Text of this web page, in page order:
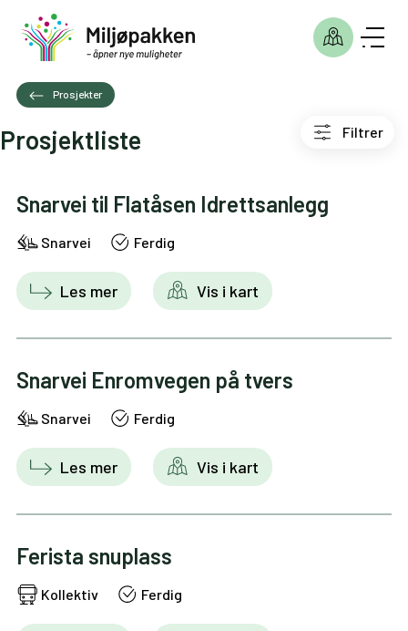
Prosjekter
Prosjektliste Filtrer
Snarvei til Flatåsen Idrettsanlegg
Snarvei Ferdig
Les mer Vis i kart
Snarvei Enromvegen på tvers
Snarvei Ferdig
Les mer Vis i kart
Ferista snuplass
Kollektiv Ferdig